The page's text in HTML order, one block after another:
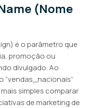
(Nome
é o parâmetro que
promoção ou
divulgado. Ao
“vendas_nacionais”
simples comparar
de marketing de